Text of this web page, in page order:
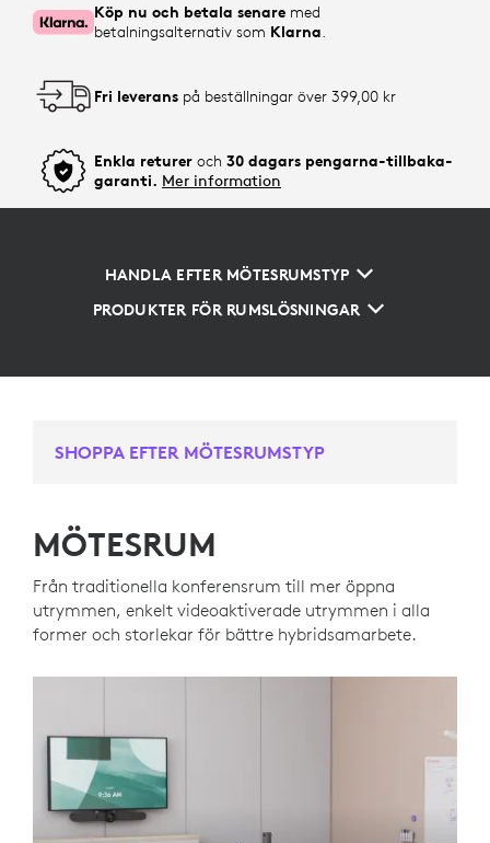
Köp nu och betala senare med
betalningsalternativ som Klarna
Fri leverans på beställningar över 399,00 kr
Enkla returer och 30 dagars pengarna-tillbaka-
garanti. Mer information
HANDLA EFTER MÖTESRUMSTYP
PRODUKTER FÖR RUMSLÖSNINGAR
SHOPPA EFTER MÖTESRUMSTYP
MÖTESRUM
Från traditionella konferensrum till mer öppna
utrymmen, enkelt videoaktiverade utrymmen i alla
former och storlekar för bättre hybridsamarbete.